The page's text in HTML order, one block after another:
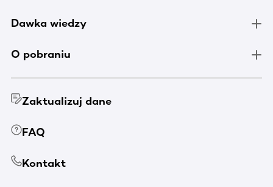
Dawka wiedzy
O pobraniu
Zaktualizuj dane
FAQ
Kontakt